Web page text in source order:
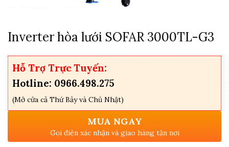
Inverter hòa lưới SOFAR 3000TL-G3
Hỗ Trợ Trực Tuyến:
Hotline: 0966.498.275
(Mở cửa cả Thứ Bảy và Chủ Nhật)
MUA NGAY
Gọi điện xác nhận và giao hàng tận nơi